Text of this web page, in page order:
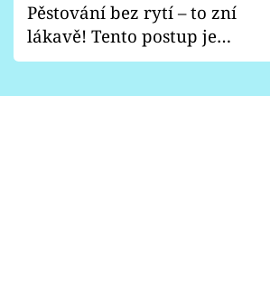
Pěstování bez rytí – to zní
lákavě! Tento postup je
vhodný jen pro některé